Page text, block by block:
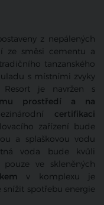
z nepálených
ze směsi cementu a
tanzanského
s místními zvyky
Resort je navržen s
prostředí a na
certifikaci
zařízení bude
a splaškovou vodu
voda bude kvůli
ve skleněných
v komplexu je
spotřebu energie